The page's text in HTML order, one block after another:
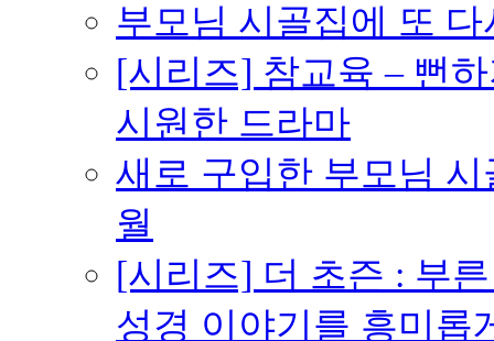
부모님 시골집에 또
[시리즈] 참교육 – 뻔
시원한 드라마
새로 구입한 부모님 시
월
[시리즈] 더 초즌 : 부른
성경 이야기를 흥미롭